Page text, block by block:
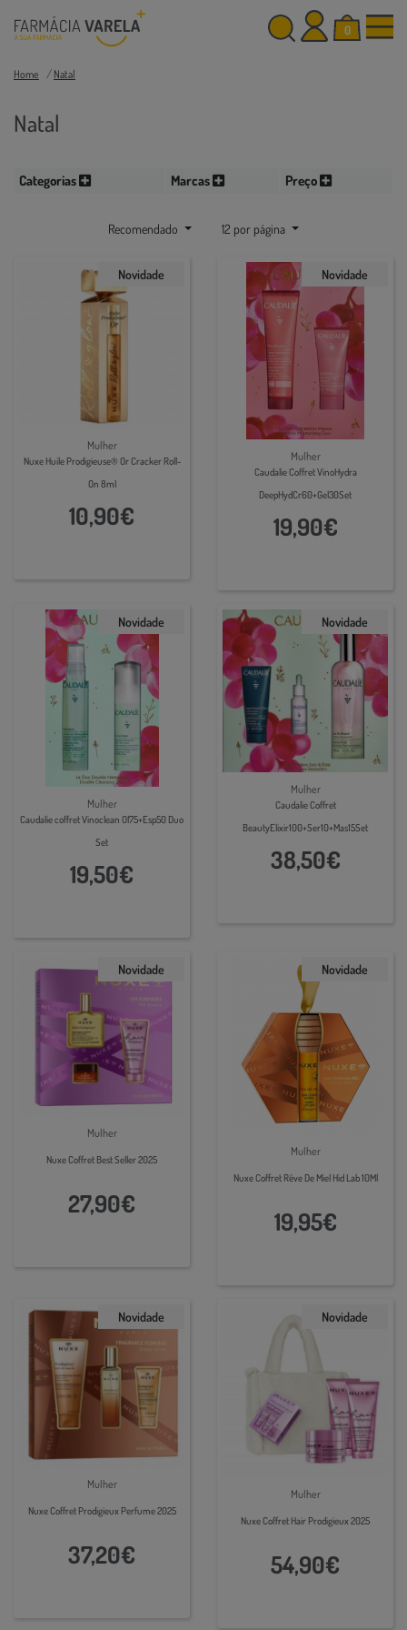
0
Home Natal
Natal
Categorias Marcas Preço
Recomendado 12 por página
Novidade
Mulher
Nuxe Huile Prodigieuse® Or Cracker Roll-
On 8ml
10,90€
Novidade
Mulher
Caudalie Coffret VinoHydra
DeepHydCr60+Gel30Set
19,90€
Novidade
Mulher
Caudalie coffret Vinoclean Ol75+Esp50 Duo
Set
19,50€
Novidade
Mulher
Caudalie Coffret
BeautyElixir100+Ser10+Mas15Set
38,50€
Novidade
Mulher
Nuxe Coffret Best Seller 2025
27,90€
Novidade
Mulher
Nuxe Coffret Rêve De Miel Hid Lab 10Ml
19,95€
Novidade
Mulher
Nuxe Coffret Prodigieux Perfume 2025
37,20€
Novidade
Mulher
Nuxe Coffret Hair Prodigieux 2025
54,90€